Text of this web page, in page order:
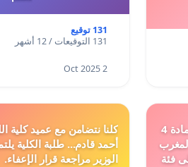
131 توقيع
131 التوقيعات / 12 أشهر
2 Oct 2025
دعم ملف تفعيل النصوص التنظيمية للمادة 4
بالمغرب
فئة
كلنا نتضامن مع عميد كلية
أحمد قادم... طلبة الكلية
الوزير مراجعة قرار الإعفاء.